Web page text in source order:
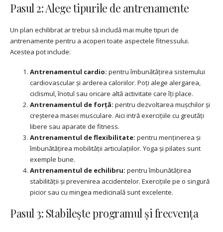
Pasul 2: Alege tipurile de antrenamente
Un plan echilibrat ar trebui să includă mai multe tipuri de
antrenamente pentru a acoperi toate aspectele fitnessului.
Acestea pot include:
Antrenamentul cardio: pentru îmbunătățirea sistemului
cardiovascular și arderea caloriilor. Poți alege alergarea,
ciclismul, înotul sau oricare altă activitate care îți place.
Antrenamentul de forță: pentru dezvoltarea mușchilor și
creșterea masei musculare. Aici intră exercițiile cu greutăți
libere sau aparate de fitness.
Antrenamentul de flexibilitate: pentru menținerea și
îmbunătățirea mobilității articulațiilor. Yoga și pilates sunt
exemple bune.
Antrenamentul de echilibru: pentru îmbunătățirea
stabilității și prevenirea accidentelor. Exercițiile pe o singură
picior sau cu mingea medicinală sunt excelente.
Pasul 3: Stabilește programul și frecvența